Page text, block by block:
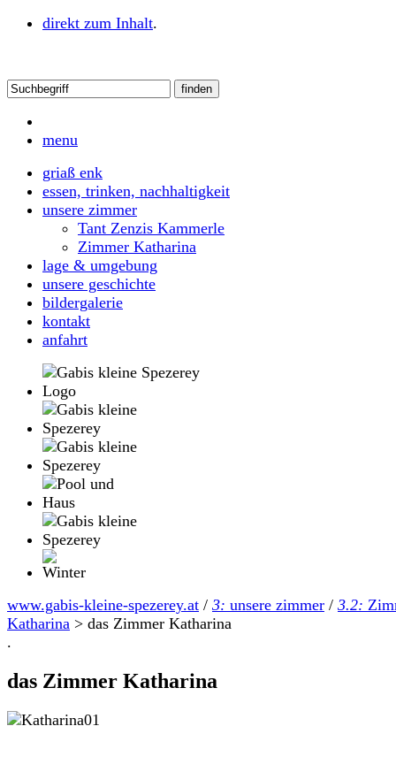
direkt zum Inhalt.
menu
griaß enk
essen, trinken, nachhaltigkeit
unsere zimmer
Tant Zenzis Kammerle
Zimmer Katharina
lage & umgebung
unsere geschichte
bildergalerie
kontakt
anfahrt
www.gabis-kleine-spezerey.at / 3: unsere zimmer / 3.2:
Katharina > das Zimmer Katharina
.
das Zimmer Katharina